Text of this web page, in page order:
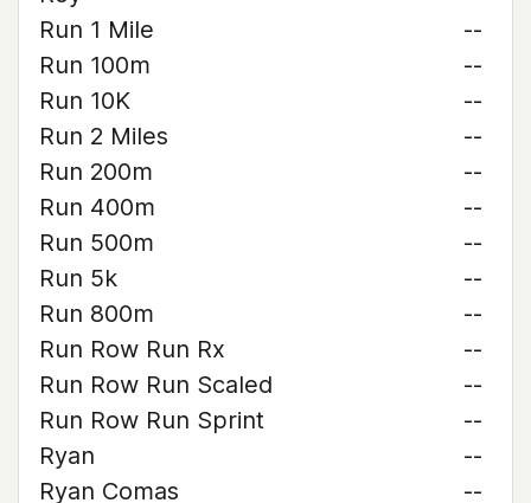
Run 1 Mile
--
Run 100m
--
Run 10K
--
Run 2 Miles
--
Run 200m
--
Run 400m
--
Run 500m
--
Run 5k
--
Run 800m
--
Run Row Run Rx
--
Run Row Run Scaled
--
Run Row Run Sprint
--
Ryan
--
Ryan Comas
--